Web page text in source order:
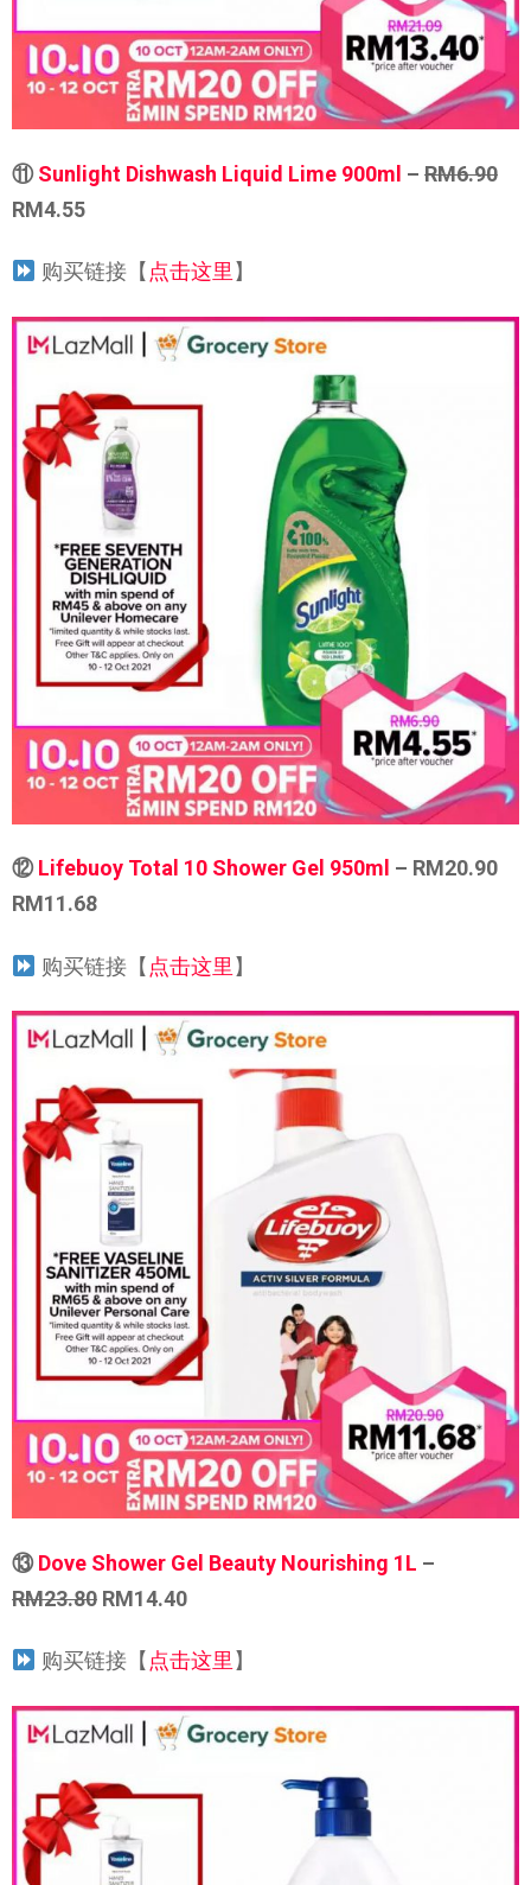
⑪Sunlight Dishwash Liquid Lime 900ml – RM6.90
RM4.55
购买链接【 点击这里 】
⑫Lifebuoy Total 10 Shower Gel 950ml – RM20.90
RM11.68
购买链接【 点击这里 】
⑬Dove Shower Gel Beauty Nourishing 1L –
RM23.80 RM14.40
购买链接【 点击这里 】